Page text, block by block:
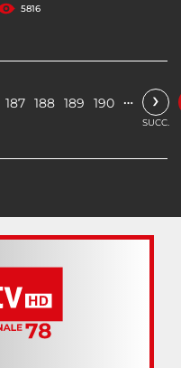
5816
187 188 189 190 … ›
SUCC.